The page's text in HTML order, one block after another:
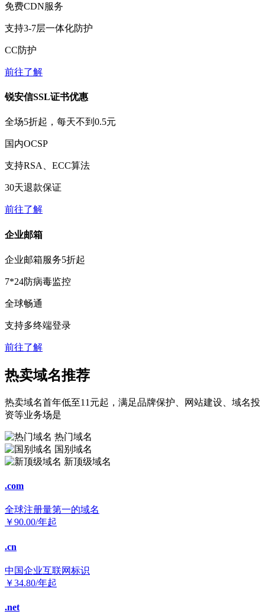
免费CDN服务
支持3-7层一体化防护
CC防护
前往了解
锐安信SSL证书优惠
全场5折起，每天不到 0.5元
国内OCSP
支持RSA、ECC算法
30天退款保证
前往了解
企业邮箱
企业邮箱服务5折起
7*24防病毒监控
全球畅通
支持多终端登录
前往了解
热卖域名推荐
热卖域名首年低至11元起，满足品牌保护、网站建设、域名投
资等业务场是
热门域名
国别域名
新顶级域名
.com
全球注册量第一的域名
￥90.00/年起
.cn
中国企业互联网标识
￥34.80/年起
.net